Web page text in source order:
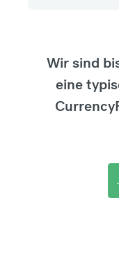
Wir sind
eine